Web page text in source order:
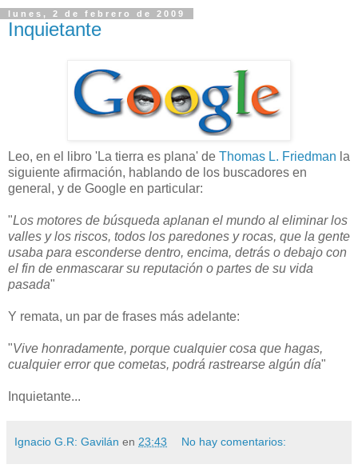
lunes, 2 de febrero de 2009
Inquietante
Leo, en el libro 'La tierra es plana' de Thomas L. Friedman la
siguiente afirmación, hablando de los buscadores en
general, y de Google en particular:
"Los motores de búsqueda aplanan el mundo al eliminar los
valles y los riscos, todos los paredones y rocas, que la gente
usaba para esconderse dentro, encima, detrás o debajo con
el fin de enmascarar su reputación o partes de su vida
pasada"
Y remata, un par de frases más adelante:
"Vive honradamente, porque cualquier cosa que hagas,
cualquier error que cometas, podrá rastrearse algún día"
Inquietante...
Ignacio G.R: Gavilán en 23:43 No hay comentarios: